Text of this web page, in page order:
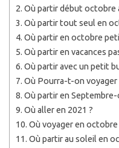
Où partir début octobre
Où partir tout seul en
Où partir en octobre
Où partir en vacances
Où partir avec un petit
Où Pourra-t-on voyager
Où partir en
Où aller en 2021 ?
Où voyager en octobre
Où partir au soleil en